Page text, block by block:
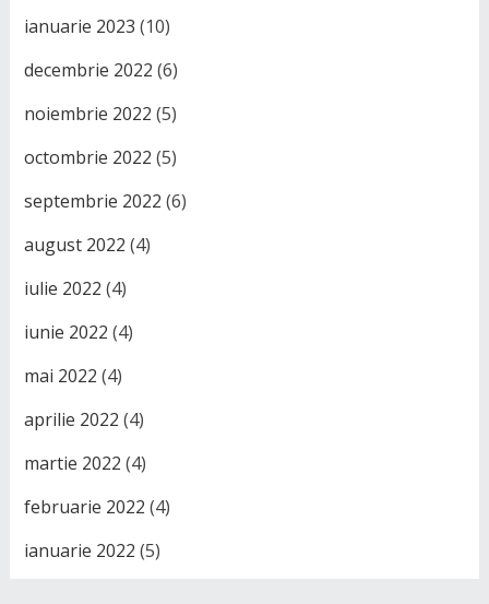
ianuarie 2023 (10)
decembrie 2022 (6)
noiembrie 2022 (5)
octombrie 2022 (5)
septembrie 2022 (6)
august 2022 (4)
iulie 2022 (4)
iunie 2022 (4)
mai 2022 (4)
aprilie 2022 (4)
martie 2022 (4)
februarie 2022 (4)
ianuarie 2022 (5)